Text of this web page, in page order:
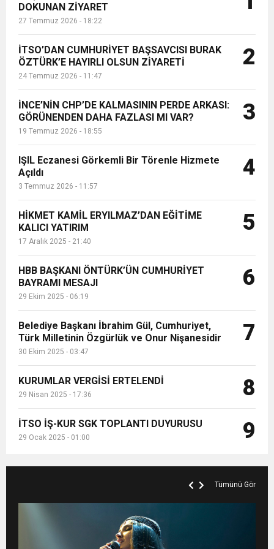
ve Onur Nişanesidir
6:19 HBB BAŞKANI ÖNTÜRK’ÜN
CUMHURİYET BAYRAMI MESAJI
17:36 KURUMLAR VERGİSİ ERTELENDİ
1:00 İTSO İŞ-KUR SGK TOPLANTI
21:40 CEYLANDERE’DE BAŞKAN EMRAH
18:22
GÖNÜLLERE DOKUNAN ZİYARET
DOKUNAN ZİYARET
27 Temmuz 2026 - 18:22
İTSO’DAN CUMHURİYET BAŞSAVCISI BURAK
ÖZTÜRK’E HAYIRLI OLSUN ZİYARETİ
24 Temmuz 2026 - 11:47
2
İNCE’NİN CHP’DE KALMASININ PERDE ARKASI:
GÖRÜNENDEN DAHA FAZLASI MI VAR?
19 Temmuz 2026 - 18:55
3
IŞIL Eczanesi Görkemli Bir Törenle Hizmete
Açıldı
3 Temmuz 2026 - 11:57
4
HİKMET KAMİL ERYILMAZ’DAN EĞİTİME
KALICI YATIRIM
17 Aralık 2025 - 21:40
5
HBB BAŞKANI ÖNTÜRK’ÜN CUMHURİYET
BAYRAMI MESAJI
29 Ekim 2025 - 06:19
6
Belediye Başkanı İbrahim Gül, Cumhuriyet,
Türk Milletinin Özgürlük ve Onur Nişanesidir
30 Ekim 2025 - 03:47
7
KURUMLAR VERGİSİ ERTELENDİ
29 Nisan 2025 - 17:36 8
İTSO İŞ-KUR SGK TOPLANTI DUYURUSU
29 Ocak 2025 - 01:00 9
Tümünü Gör